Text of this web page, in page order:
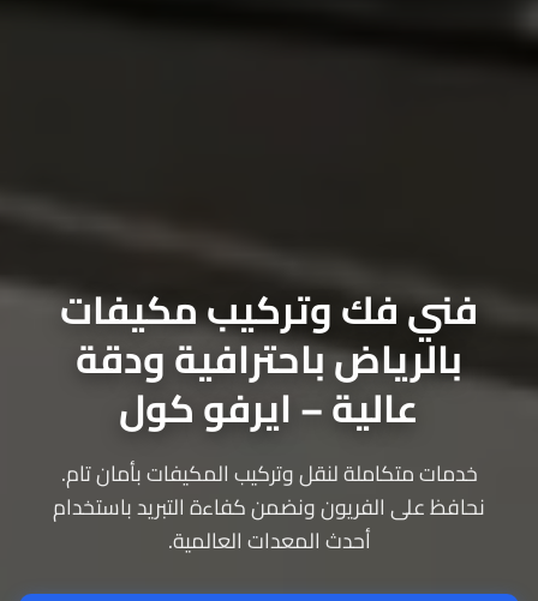
فني فك وتركيب مكيفات
بالرياض باحترافية ودقة
عالية – ايرفو كول
خدمات متكاملة لنقل وتركيب المكيفات بأمان تام.
نحافظ على الفريون ونضمن كفاءة التبريد باستخدام
أحدث المعدات العالمية.